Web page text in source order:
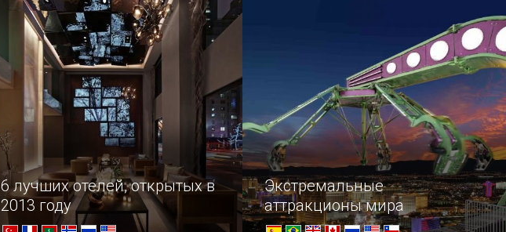
от города принято вести
от арабского или тюркского слова
sabun, «мыльная гора» —
в позапрошлом столетии
у ее подножия добывали особую
глину, которую по…
6 лучших отелей, открытых в
2013 году
Экстремальные
аттракционы мира